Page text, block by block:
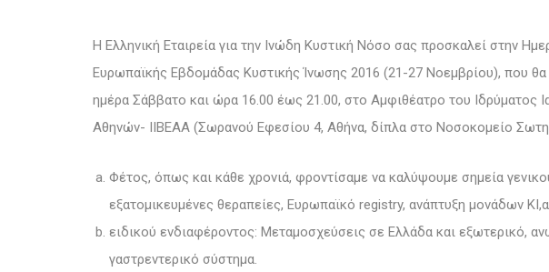
Η Ελληνική Εταιρεία για την Ινώδη Κυστική Νόσο σας προσκαλεί στην
Ευρωπαϊκής Εβδομάδας Κυστικής Ίνωσης 2016 (21-27 Νοεμβρίου), που θα
ημέρα Σάββατο και ώρα 16.00 έως 21.00, στο Αμφιθέατρο του Ιδρύματος
Αθηνών- ΙΙΒΕΑΑ (Σωρανού Εφεσίου 4, Αθήνα, δίπλα στο Νοσοκομείο
Φέτος, όπως και κάθε χρονιά, φροντίσαμε να καλύψουμε σημεία
εξατομικευμένες θεραπείες, Ευρωπαϊκό registry, ανάπτυξη μονάδων
ειδικού ενδιαφέροντος: Μεταμοσχεύσεις σε Ελλάδα και εξωτερικό,
γαστρεντερικό σύστημα.